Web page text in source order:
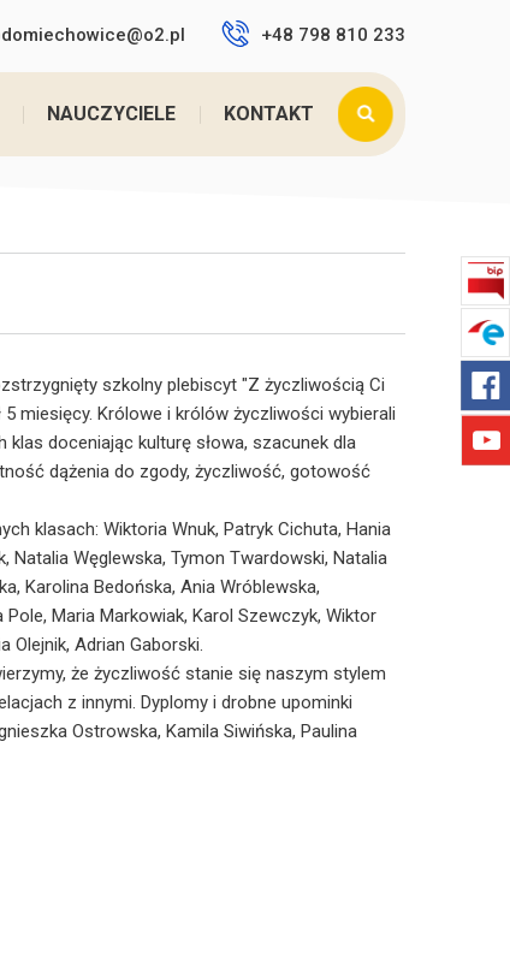
+48 798 810 233
NAUCZYCIELE KONTAKT
Home > FINAŁ PLEBISCYTU KLASOWEGO ...
szkolny plebiscyt "Z życzliwością Ci
miesięcy. Królowe i królów życzliwości wybierali
doceniając kulturę słowa, szacunek dla
dążenia do zgody, życzliwość, gotowość
klasach: Wiktoria Wnuk, Patryk Cichuta, Hania
Natalia Węglewska, Tymon Twardowski, Natalia
Karolina Bedońska, Ania Wróblewska,
Pole, Maria Markowiak, Karol Szewczyk, Wiktor
Olejnik, Adrian Gaborski.
że życzliwość stanie się naszym stylem
z innymi. Dyplomy i drobne upominki
Ostrowska, Kamila Siwińska, Paulina